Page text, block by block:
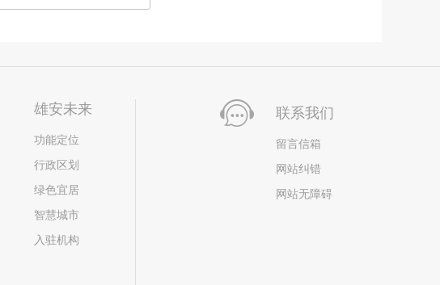
雄安未来
功能定位
行政区划
绿色宜居
智慧城市
入驻机构
联系我们
留言信箱
网站纠错
网站无障碍